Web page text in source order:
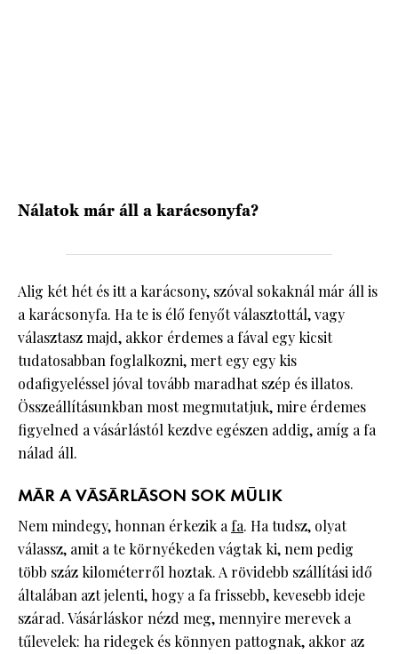
Nálatok már áll a karácsonyfa?
Alig két hét és itt a karácsony, szóval sokaknál már áll is
a karácsonyfa. Ha te is élő fenyőt választottál, vagy
választasz majd, akkor érdemes a fával egy kicsit
tudatosabban foglalkozni, mert egy egy kis
odafigyeléssel jóval tovább maradhat szép és illatos.
Összeállításunkban most megmutatjuk, mire érdemes
figyelned a vásárlástól kezdve egészen addig, amíg a fa
nálad áll.
MÁR A VÁSÁRLÁSON SOK MÚLIK
Nem mindegy, honnan érkezik afa. Ha tudsz, olyat
válassz, amit a te környékeden vágtak ki, nem pedig
több száz kilométerről hoztak. A rövidebb szállítási idő
általában azt jelenti, hogy a fa frissebb, kevesebb ideje
szárad. Vásárláskor nézd meg, mennyire merevek a
tűlevelek: ha ridegek és könnyen pattognak, akkor az